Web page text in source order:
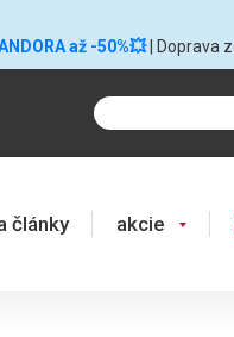
až -50%💥 | Doprava
články akcie